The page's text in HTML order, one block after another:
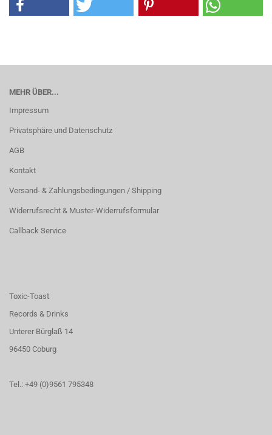
MEHR ÜBER...
Impressum
Privatsphäre und Datenschutz
AGB
Kontakt
Versand- & Zahlungsbedingungen / Shipping
Widerrufsrecht & Muster-Widerrufsformular
Callback Service
Toxic-Toast
Records & Drinks
Unterer Bürglaß 14
96450 Coburg
Tel.: +49 (0)9561 795348